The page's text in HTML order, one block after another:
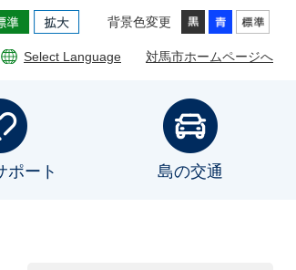
背景色変更
Select Language 対馬市ホームページへ
ポート 島の交通